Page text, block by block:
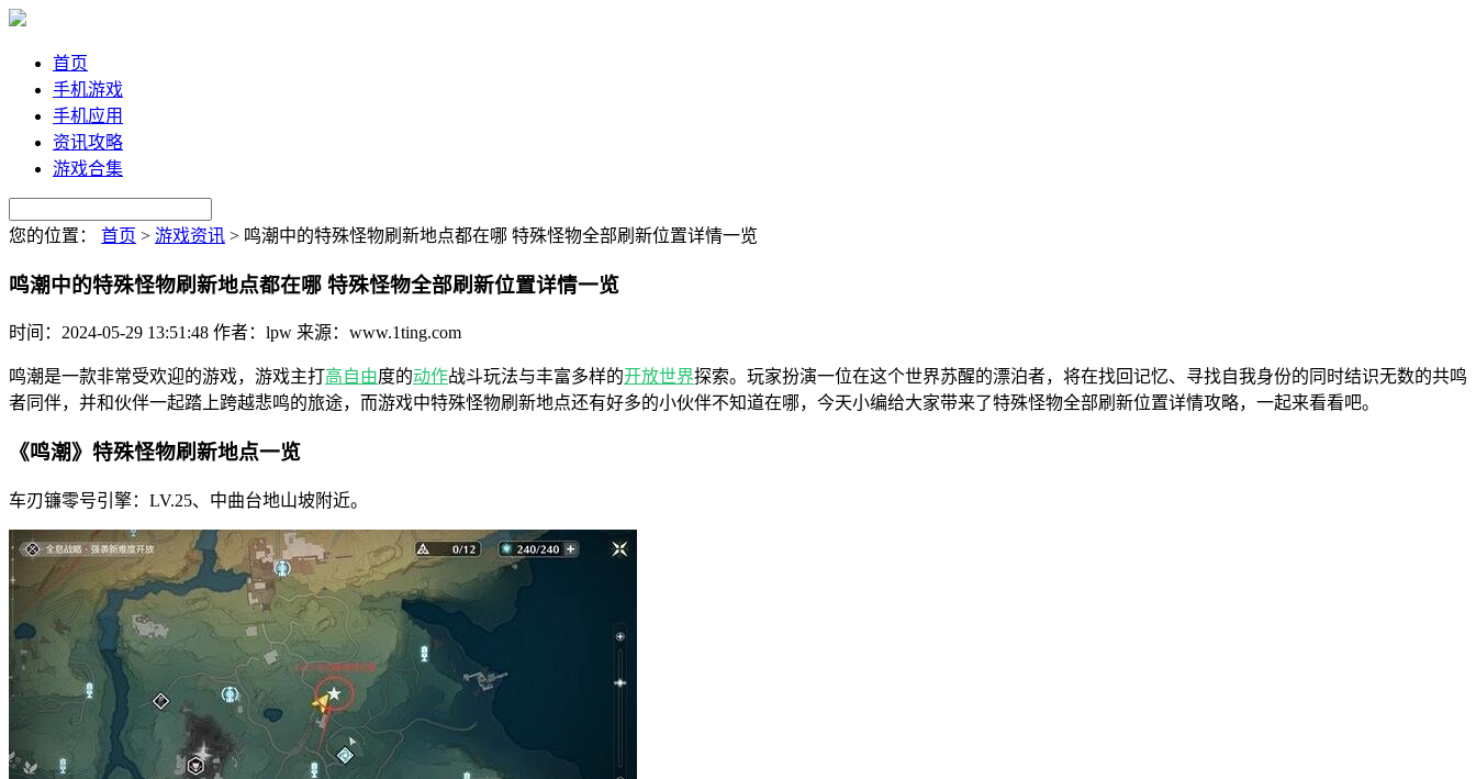
首页
手机游戏
手机应用
资讯攻略
游戏合集
您的位置： 首页 > 游戏资讯 > 鸣潮中的特殊怪物刷新地点都在哪 特殊怪物全部刷新位置详情一览
鸣潮中的特殊怪物刷新地点都在哪 特殊怪物全部刷新位置详情一览
时间：2024-05-29 13:51:48 作者：lpw 来源：www.1ting.com
鸣潮是一款非常受欢迎的游戏，游戏主打高自由度的动作战斗玩法与丰富多样的开放世界探索。玩家扮演一位在这个世界苏醒的漂泊者，将在找回记忆、寻找自我身份的同时结识无数的共鸣
者同伴，并和伙伴一起踏上跨越悲鸣的旅途，而游戏中特殊怪物刷新地点还有好多的小伙伴不知道在哪，今天小编给大家带来了特殊怪物全部刷新位置详情攻略，一起来看看吧。
《鸣潮》特殊怪物刷新地点一览
车刃镰零号引擎：LV.25、中曲台地山坡附近。